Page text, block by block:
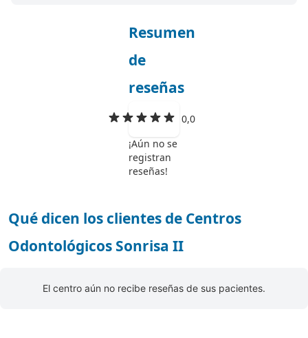
Resumen
de
reseñas
0,0
¡Aún no se
registran
reseñas!
Qué dicen los clientes de Centros
Odontológicos Sonrisa II
El centro aún no recibe reseñas de sus pacientes.